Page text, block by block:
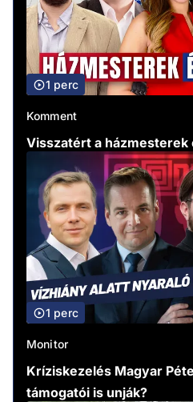
1 perc
Komment
Visszatért a házmesterek
1 perc
Monitor
Kríziskezelés Magyar
támogatói is unják?